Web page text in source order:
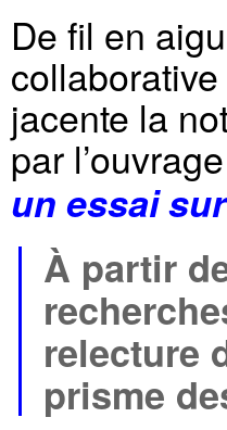
De fil en
jacente la
par
un essai
À partir
relecture
prisme